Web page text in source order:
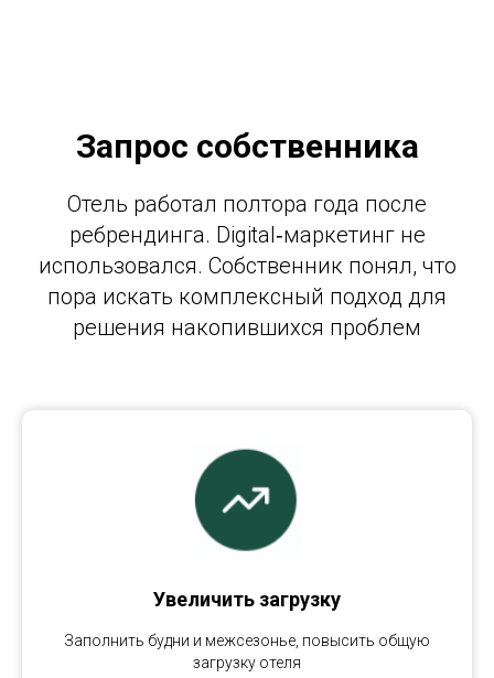
Запрос собственника
Отель работал полтора года после
ребрендинга. Digital‑маркетинг не
использовался. Собственник понял, что
пора искать комплексный подход для
решения накопившихся проблем
Увеличить загрузку
Заполнить будни и межсезонье, повысить общую
загрузку отеля